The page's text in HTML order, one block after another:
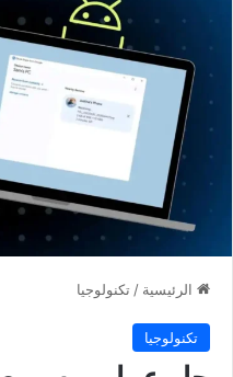
الرئيسية / تكنولوجيا
تكنولوجيا